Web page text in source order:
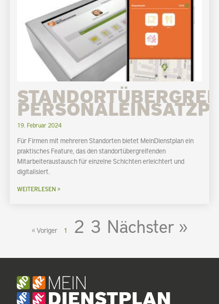
19. Februar 2024
Für Firmen mit mehreren Standorten bietet MeinDienstplan ein
praktisches Feature, das den standortübergreifenden
Mitarbeiteraustausch für einzelne Schichten erleichtert und
digitalisiert.
WEITERLESEN »
« Voriger 1 2 3 Nächster »